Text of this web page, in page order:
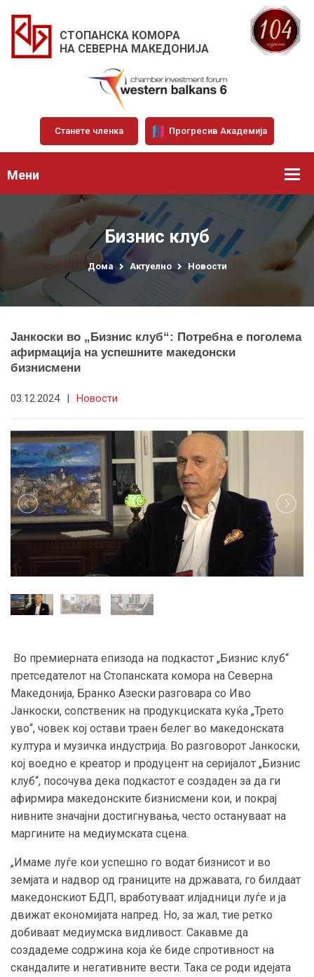
СТОПАНСКА КОМОРА
НА СЕВЕРНА МАКЕДОНИЈА
Станете членка Прогресив Академија
Мени
Бизнис клуб
Дома Актуелно Новости
Јанкоски во „Бизнис клуб“: Потребна е поголема
афирмација на успешните македонски
бизнисмени
03.12.2024 | Новости
Во премиерната епизода на подкастот „Бизнис клуб“
претседателот на Стопанската комора на Северна
Македонија, Бранко Азески разговара со Иво
Јанкоски, сопственик на продукциската куќа „Трето
уво“, човек кој остави траен белег во македонската
култура и музичка индустрија. Во разговорот Јанкоски,
кој воедно е креатор и продуцент на серијалот „Бизнис
клуб“, посочува дека подкастот е создаден за да ги
афирмира македонските бизнисмени кои, и покрај
нивните значајни достигнувања, често остануваат на
маргините на медиумската сцена.
„Имаме луѓе кои успешно го водат бизнисот и во
земјата и надвор од границите на државата, го билдаат
македонскиот БДП, вработуваат илјадници луѓе и ја
движат економијата напред. Но, за жал, тие ретко
добиваат медиумска видливост. Сакавме да
создадеме содржина која ќе биде спротивност на
скандалите и негативните вести. Така се роди идејата